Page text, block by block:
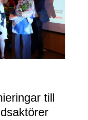
till